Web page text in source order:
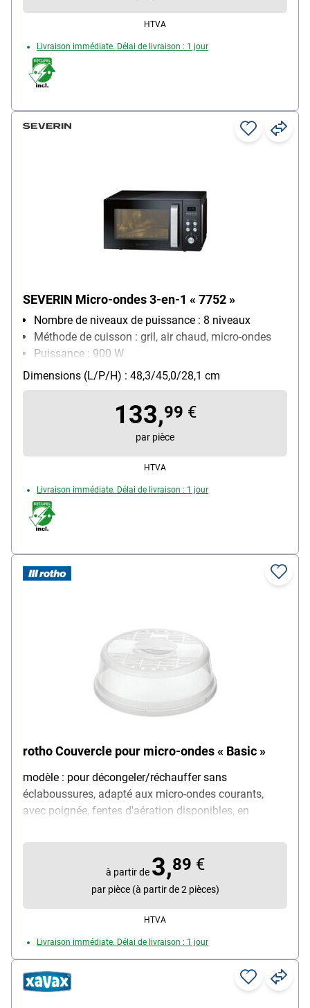
HTVA
Livraison immédiate. Délai de livraison : 1 jour
SEVERIN Micro-ondes 3-en-1 « 7752 »
Nombre de niveaux de puissance : 8 niveaux
Méthode de cuisson : gril, air chaud, micro-ondes
Puissance : 900 W
Équipement four micro-ondes : programme de
décongélation, plateau tournant amovible, grille,
sécurité enfants, touche "quick", heure, minuterie
Dimensions (L/P/H) : 48,3/45,0/28,1 cm
133,99 €
par pièce
HTVA
Livraison immédiate. Délai de livraison : 1 jour
rotho Couvercle pour micro-ondes « Basic »
modèle : pour décongeler/réchauffer sans
éclaboussures, adapté aux micro-ondes courants,
avec poignée, fentes d'aération disponibles, en
adapté à la congélation (jusqu'à -20 °C), couleur :
transparent, dimensions (Ø/H) : 28,5 / 9 cm, contenu
de la livraison : 1x couvercle pour micro-ondes
à partir de 3,89 €
par pièce (à partir de 2 pièces)
HTVA
Livraison immédiate. Délai de livraison : 1 jour